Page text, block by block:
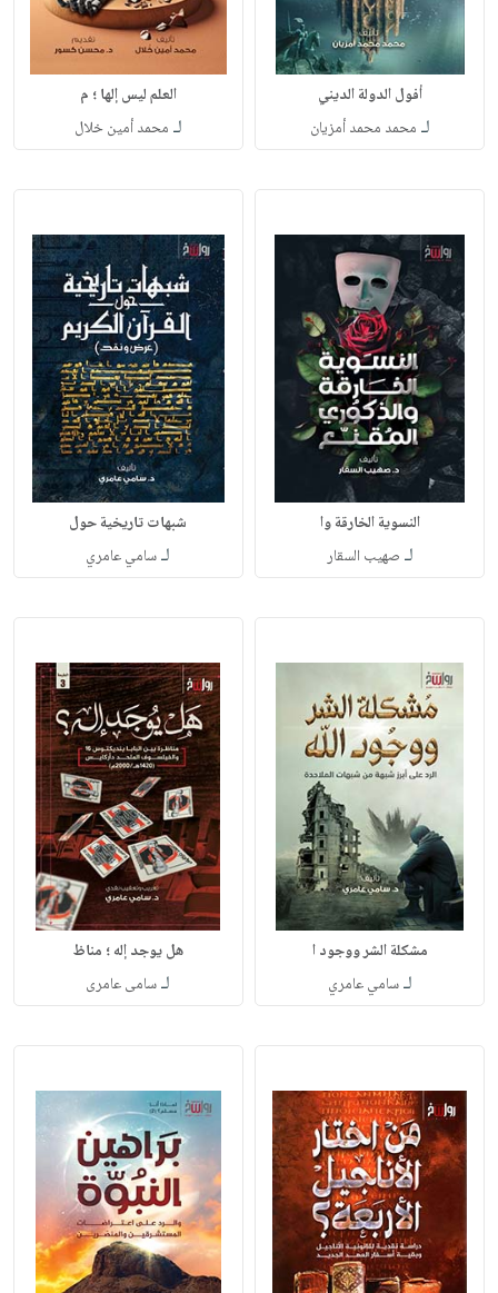
أفول الدولة الديني
لـ محمد محمد أمزيان
العلم ليس إلها ؛ م
لـ محمد أمين خلال
النسوية الخارقة وا
لـ صهيب السقار
شبهات تاريخية حول
لـسامي عامري
مشكلة الشر ووجود ا
لـسامي عامري
هل يوجد إله ؛ مناظ
لـسامى عامرى